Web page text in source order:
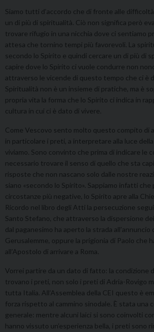
Siamo tutti d’accordo che di fronte alle
un di più di spiritualità. Ciò non significa però
trovare rifugio in una nicchia dove ci sentiamo
attesa che tornino tempi più favorevoli. La
secondo lo Spirito e quindi cercare un di più di
capire dove lo Spirito ci vuole condurre non
attraverso le vicende di questo tempo che ci è
Spiritualità non è un insieme di pratiche, ma è
propria vita la forma che lo Spirito ci indica in
cultura in cui ci è dato di vivere.
Come Vescovo sento molto questo compito di
in particolare i preti, a interpretare alla luce
viviamo. Sono convinto che prima di indicare le
necessario trovare il senso di quello che sta
risposte che non nascano solo dalle nostre
siano «secondo lo Spirito». Sappiamo infatti che
circostanze più negative, lo Spirito apre alla
Ricordo nel libro degli Atti la persecuzione
Santo Stefano, che attraverso la dispersione
dal paganesimo ha aperto la strada all’annuncio
Gerusalemme, oppure la prigionia di Paolo che
all’Apostolo di arrivare a Roma.
Vorrei partire da un dato di fatto: la condizione
trovano i preti, non solo i preti di Adria-Rovigo
tutta Italia. All’Assemblea della CEI questo è
forza rispetto al cammino sinodale. È stata una
generale: mentre alcuni laici si sono coinvolti
hanno vissuto un’esperienza bella, i preti sono